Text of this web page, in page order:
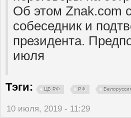
Об этом Znak.com
собеседник и
президента.
июля
Тэги: ЦБ РФ РФ
10 июля, 2019 - 11:29